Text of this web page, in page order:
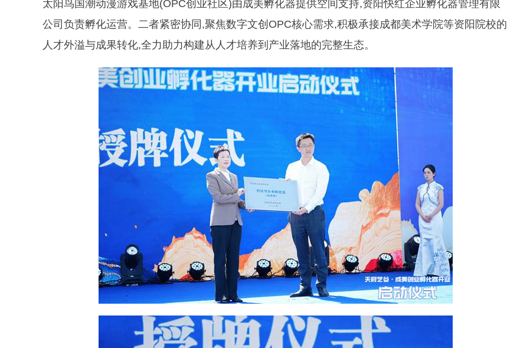
太阳鸟国潮动漫游戏基地(OPC创业社区)由成美孵化器提供空间支持,资阳快红企业孵化器管理有限
公司负责孵化运营。二者紧密协同,聚焦数字文创OPC核心需求,积极承接成都美术学院等资阳院校的
人才外溢与成果转化,全力助力构建从人才培养到产业落地的完整生态。